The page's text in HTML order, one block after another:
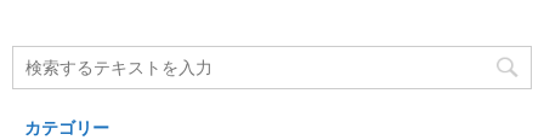
カテゴリー